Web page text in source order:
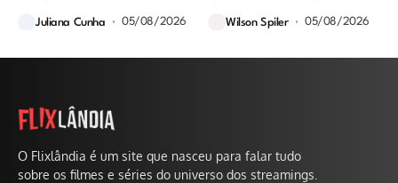
Juliana Cunha 05/08/2026 Wilson Spiler 05/08/2026
O Flixlândia é um site que nasceu para falar tudo
sobre os filmes e séries do universo dos streamings.